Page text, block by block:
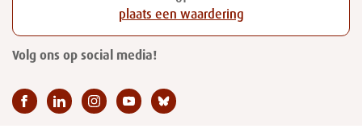
plaats een waardering
Volg ons op social media!